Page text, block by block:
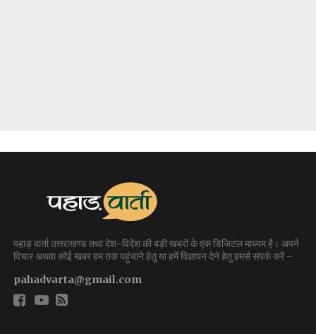
पहाड़ वार्ता उत्तराखण्ड तथा देश-विदेश की बड़ी खबरों के एक डिजिटल माध्यम है। अपने
विचार अथवा कोई खबर हम तक पहुंचाने हेतु या हमें विज्ञापन देने हेतु हमसे संपर्क करें -
pahadvarta@gmail.com